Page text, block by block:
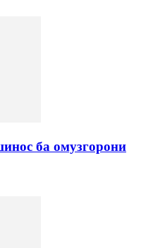
ба омузгорони